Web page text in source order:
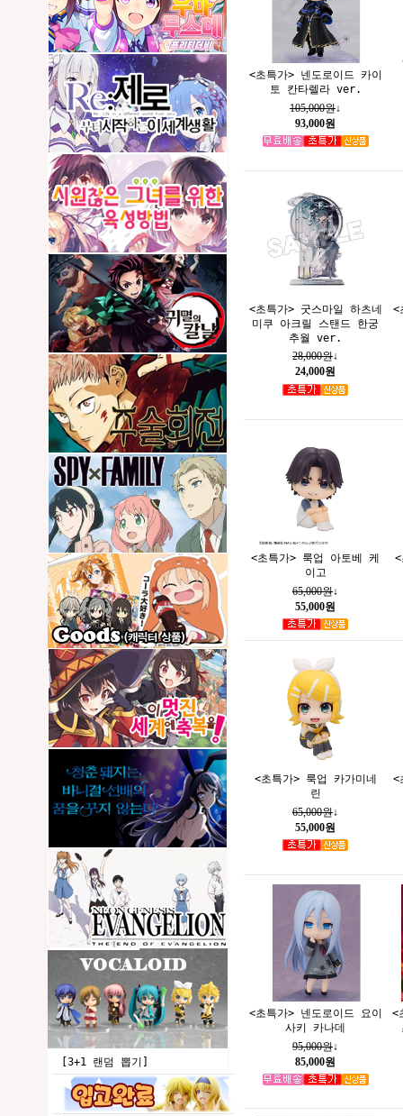
[3+1 랜덤 뽑기]
<초특가> 넨도로이드 카이
토 칸타렐라 ver.
105,000원↓
93,000원
<초특가> 굿스마일 하츠네
미쿠 아크릴 스탠드 한궁
추월 ver.
28,000원↓
24,000원
<
<초특가> 룩업 아토베 케
이고
65,000원↓
55,000원
<초특가> 룩업 카가미네
린
65,000원↓
55,000원
<
<초특가> 넨도로이드 요이
사키 카나데
95,000원↓
85,000원
<